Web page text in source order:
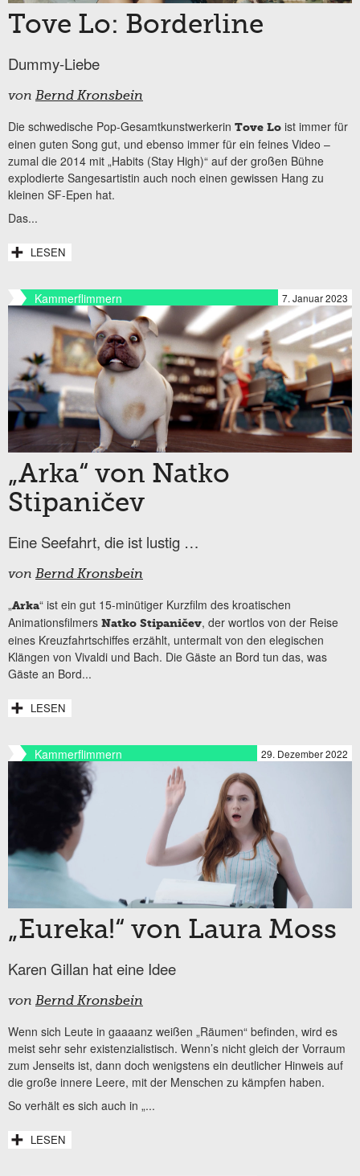
Tove Lo: Borderline
Dummy-Liebe
von Bernd Kronsbein
Die schwedische Pop-Gesamtkunstwerkerin Tove Lo ist immer für
einen guten Song gut, und ebenso immer für ein feines Video –
zumal die 2014 mit „Habits (Stay High)“ auf der großen Bühne
explodierte Sangesartistin auch noch einen gewissen Hang zu
kleinen SF-Epen hat.
Das...
LESEN
Kammerflimmern 7. Januar 2023
„Arka“ von Natko
Stipaničev
Eine Seefahrt, die ist lustig …
von Bernd Kronsbein
„Arka“ ist ein gut 15-minütiger Kurzfilm des kroatischen
Animationsfilmers Natko Stipaničev, der wortlos von der Reise
eines Kreuzfahrtschiffes erzählt, untermalt von den elegischen
Klängen von Vivaldi und Bach. Die Gäste an Bord tun das, was
Gäste an Bord...
LESEN
Kammerflimmern 29. Dezember 2022
„Eureka!“ von Laura Moss
Karen Gillan hat eine Idee
von Bernd Kronsbein
Wenn sich Leute in gaaaanz weißen „Räumen“ befinden, wird es
meist sehr sehr existenzialistisch. Wenn’s nicht gleich der Vorraum
zum Jenseits ist, dann doch wenigstens ein deutlicher Hinweis auf
die große innere Leere, mit der Menschen zu kämpfen haben.
So verhält es sich auch in „...
LESEN